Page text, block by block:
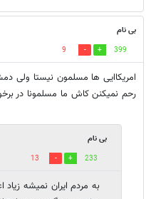
بی نام
399
9
امریکاایی ها مسلمون نیستا ولی
رحم نمیکنن کاش ما مسلمونا در
بی نام
233
13
به مردم ایران نمیشه زیاد